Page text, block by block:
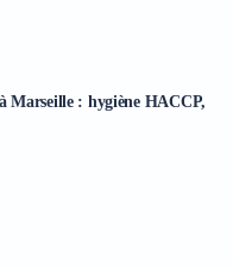
Marseille : hygiène HACCP,